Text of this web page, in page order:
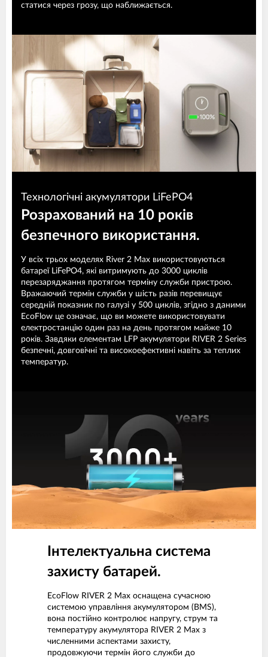
статися через грозу, що наближається.
Технологічні акумулятори LiFePO4
Розрахований на 10 років
безпечного використання.
У всіх трьох моделях River 2 Max використовуються
батареї LiFePO4, які витримують до 3000 циклів
перезаряджання протягом терміну служби пристрою.
Вражаючий термін служби у шість разів перевищує
середній показник по галузі у 500 циклів, згідно з даними
EcoFlow це означає, що ви можете використовувати
електростанцію один раз на день протягом майже 10
років. Завдяки елементам LFP акумулятори RIVER 2 Series
безпечні, довговічні та високоефективні навіть за теплих
температур.
Інтелектуальна система
захисту батарей.
EcoFlow RIVER 2 Max оснащена сучасною
системою управління акумулятором (BMS),
вона постійно контролює напругу, струм та
температуру акумулятора RIVER 2 Max з
численними аспектами захисту,
продовжуючи термін його служби до